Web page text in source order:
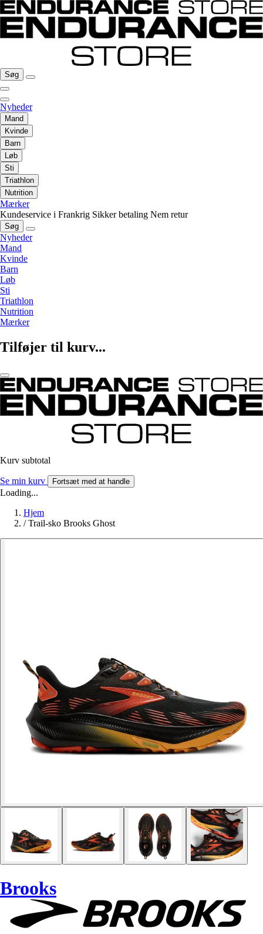
Søg
Nyheder
Mand
Kvinde
Barn
Løb
Sti
Triathlon
Nutrition
Mærker
Kundeservice i Frankrig Sikker betaling Nem retur
Søg
Nyheder
Mand
Kvinde
Barn
Løb
Sti
Triathlon
Nutrition
Mærker
Tilføjer til kurv...
Kurv subtotal
Se min kurv Fortsæt med at handle
Loading...
Hjem
/ Trail-sko Brooks Ghost
Brooks